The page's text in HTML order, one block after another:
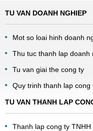
TU VAN DOANH NGHIEP
Mot so loai hinh doanh
Thu tuc thanh lap doanh
Tu van giai the cong ty
Quy trinh thanh lap cong
TU VAN THANH LAP
Thanh lap cong ty TNHH